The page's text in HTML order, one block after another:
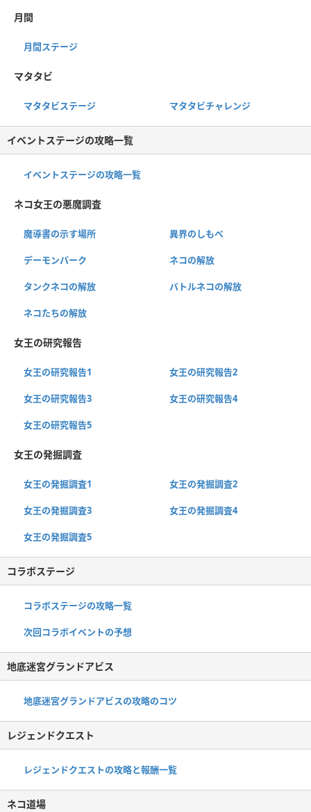
月間
月間ステージ
マタタビ
マタタビステージ マタタビチャレンジ
イベントステージの攻略一覧
イベントステージの攻略一覧
ネコ女王の悪魔調査
魔導書の示す場所 異界のしもべ
デーモンパーク ネコの解放
タンクネコの解放 バトルネコの解放
ネコたちの解放
女王の研究報告
女王の研究報告1 女王の研究報告2
女王の研究報告3 女王の研究報告4
女王の研究報告5
女王の発掘調査
女王の発掘調査1 女王の発掘調査2
女王の発掘調査3 女王の発掘調査4
女王の発掘調査5
コラボステージ
コラボステージの攻略一覧
次回コラボイベントの予想
地底迷宮グランドアビス
地底迷宮グランドアビスの攻略のコツ
レジェンドクエスト
レジェンドクエストの攻略と報酬一覧
ネコ道場